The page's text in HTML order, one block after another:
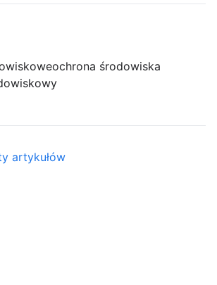
ochrona środowiska
artykułów